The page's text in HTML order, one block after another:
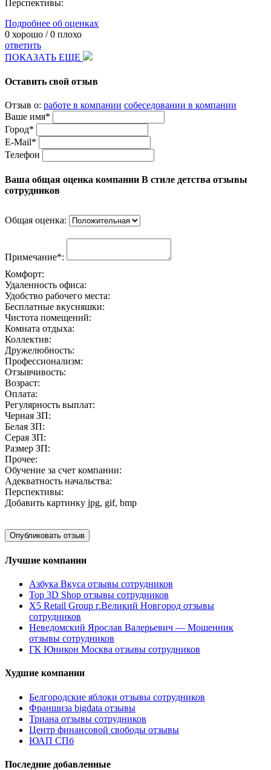
Перспективы:
Подробнее об оценках
0 хорошо /0 плохо
ответить
ПОКАЗАТЬ ЕЩЕ
Оставить свой отзыв
Отзыв о: работе в компании собеседовании в компании
Ваше имя*
Город*
E-Mail*
Телефон
Ваша общая оценка компании В стиле детства отзывы
сотрудников
Общая оценка:
Примечание*:
Комфорт:
Удаленность офиса:
Удобство рабочего места:
Бесплатные вкусняшки:
Чистота помещений:
Комната отдыха:
Коллектив:
Дружелюбность:
Профессионализм:
Отзывчивость:
Возраст:
Оплата:
Регулярность выплат:
Черная ЗП:
Белая ЗП:
Серая ЗП:
Размер ЗП:
Прочее:
Обучение за счет компании:
Адекватность начальства:
Перспективы:
Добавить картинку jpg, gif, bmp
Лучшие компании
Азбука Вкуса отзывы сотрудников
Top 3D Shop отзывы сотрудников
X5 Retail Group г.Великий Новгород отзывы
сотрудников
Неведомский Ярослав Валерьевич — Мошенник
отзывы сотрудников
ГК Юникон Москва отзывы сотрудников
Худшие компании
Белгородские яблоки отзывы сотрудников
Франшиза bigdata отзывы
Триана отзывы сотрудников
Центр финансовой свободы отзывы
ЮАП СПб
Последние добавленные